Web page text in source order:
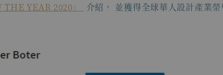
THE YEAR 2020 」
介紹， 並獲得全球華人設計產業